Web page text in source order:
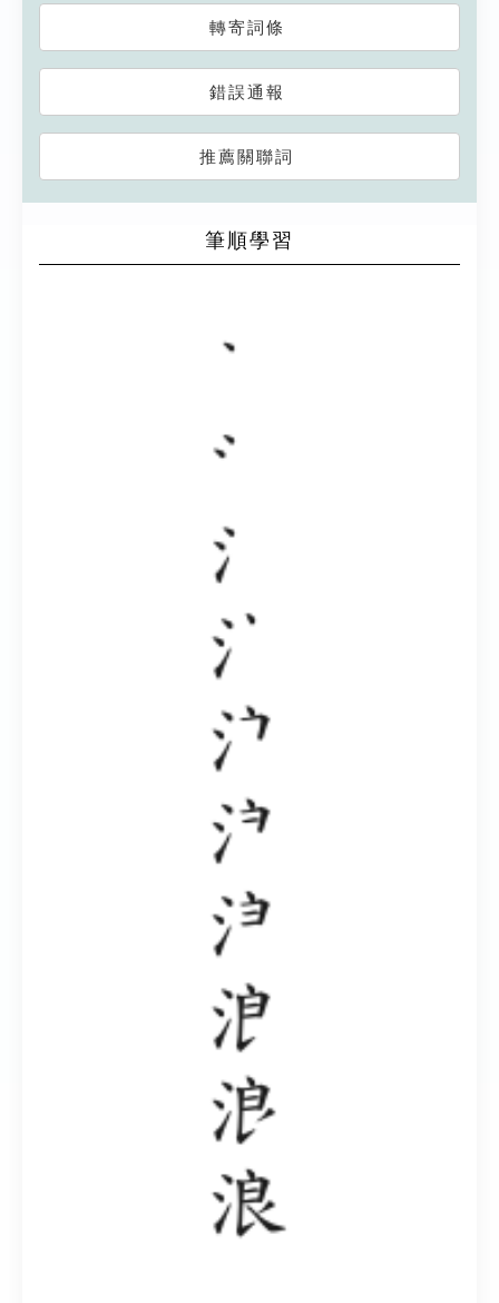
轉寄詞條
錯誤通報
推薦關聯詞
筆順學習